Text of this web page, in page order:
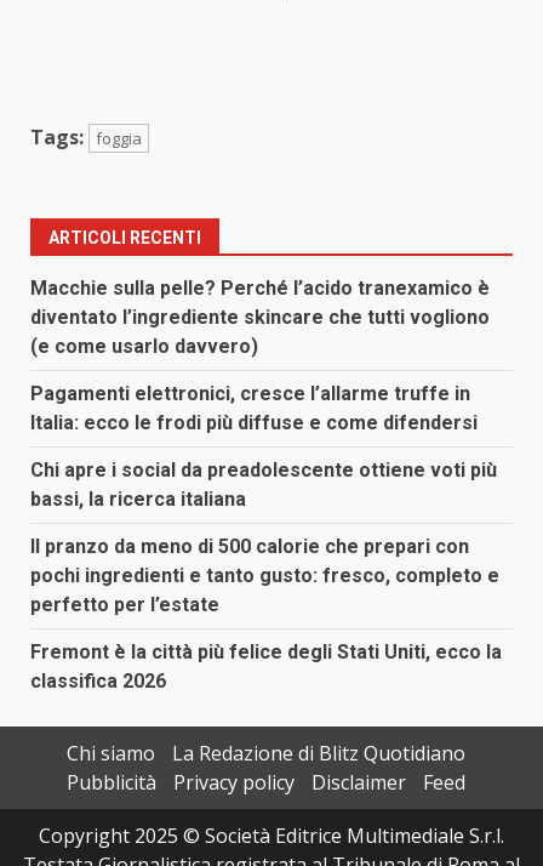
Tags: foggia
ARTICOLI RECENTI
Macchie sulla pelle? Perché l’acido tranexamico è
diventato l’ingrediente skincare che tutti vogliono
(e come usarlo davvero)
Pagamenti elettronici, cresce l’allarme truffe in
Italia: ecco le frodi più diffuse e come difendersi
Chi apre i social da preadolescente ottiene voti più
bassi, la ricerca italiana
Il pranzo da meno di 500 calorie che prepari con
pochi ingredienti e tanto gusto: fresco, completo e
perfetto per l’estate
Fremont è la città più felice degli Stati Uniti, ecco la
classifica 2026
Chi siamo
La Redazione di Blitz Quotidiano
Pubblicità
Privacy policy Disclaimer
Feed
Copyright 2025 © Società Editrice Multimediale S.r.l.